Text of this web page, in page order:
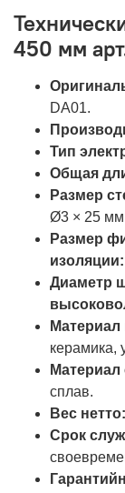
450 мм
DA01.
Тип
Общая
Размер
Ø3 × 25
Размер
изоляции:
Диаметр
Материал
керамика,
Материал
сплав.
Вес нетто:
Срок